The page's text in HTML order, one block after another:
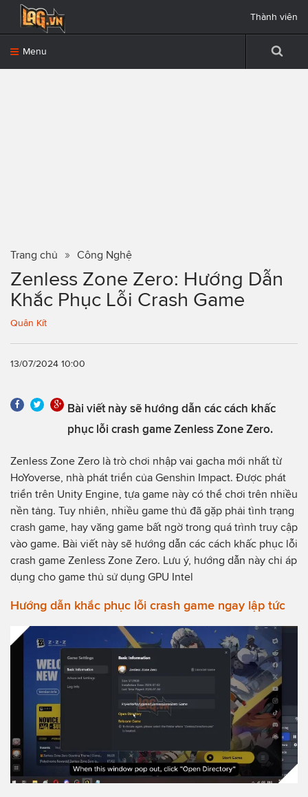
Menu
Thành viên
Trang chủ Công Nghệ
Zenless Zone Zero: Hướng Dẫn
Khắc Phục Lỗi Crash Game
Quân Kít
13/07/2024 10:00
Bài viết này sẽ hướng dẫn các cách khấc
phục lỗi crash game Zenless Zone Zero.
Zenless Zone Zero là trò chơi nhập vai gacha mới nhất từ
HoYoverse, nhà phát triển của Genshin Impact. Được phát
triển trên Unity Engine, tựa game này có thể chơi trên nhiều
nền tảng. Tuy nhiên, nhiều game thủ đã gặp phải tình trạng
crash game, hay văng game bất ngờ trong quá trình truy cập
vào game. Bài viết này sẽ hướng dẫn các cách khấc phục lỗi
crash game Zenless Zone Zero. Lưu ý, hướng dẫn này chỉ áp
dụng cho game thủ sử dụng GPU Intel
Hướng dẫn khắc phục lỗi crash game ngay lập tức